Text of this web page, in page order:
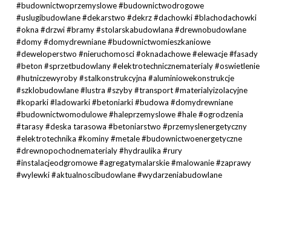
#budownictwoprzemyslowe #budownictwodrogowe
#uslugibudowlane #dekarstwo #dekrz #dachowki #blachodachowki
#okna #drzwi #bramy #stolarskabudowlana #drewnobudowlane
#domy #domydrewniane #budownictwomieszkaniowe
#deweloperstwo #nieruchomosci #oknadachowe #elewacje #fasady
#beton #sprzetbudowlany #elektrotechnicznematerialy #oswietlenie
#hutniczewyroby #stalkonstrukcyjna #aluminiowekonstrukcje
#szklobudowlane #lustra #szyby #transport #materialyizolacyjne
#koparki #ladowarki #betoniarki #budowa #domydrewniane
#budownictwomodulowe #haleprzemyslowe #hale #ogrodzenia
#tarasy #deska tarasowa #betoniarstwo #przemyslenergetyczny
#elektrotechnika #kominy #metale #budownictwoenergetyczne
#drewnopochodnematerialy #hydraulika #rury
#instalacjeodgromowe #agregatymalarskie #malowanie #zaprawy
#wylewki #aktualnoscibudowlane #wydarzeniabudowlane